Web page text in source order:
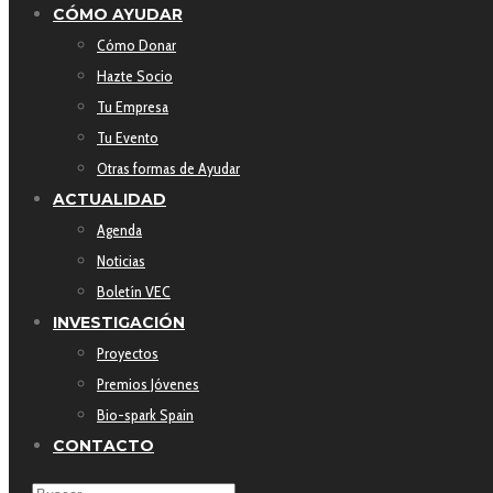
CÓMO AYUDAR
Cómo Donar
Hazte Socio
Tu Empresa
Tu Evento
Otras formas de Ayudar
ACTUALIDAD
Agenda
Noticias
Boletín VEC
INVESTIGACIÓN
Proyectos
Premios Jóvenes
Bio-spark Spain
CONTACTO